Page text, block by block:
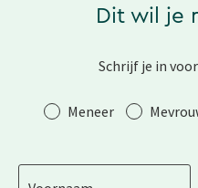
Dit wil je
Schrijf je in
AanhefMeneer